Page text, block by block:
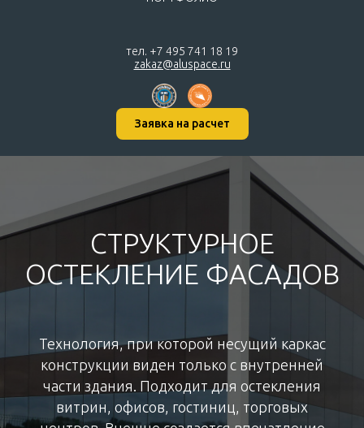
тел. +7 495 741 18 19
zakaz@aluspace.ru
Заявка на расчет
СТРУКТУРНОЕ
ОСТЕКЛЕНИЕ ФАСАДОВ
Технология, при которой несущий каркас
конструкции виден только с внутренней
части здания. Подходит для остекления
витрин, офисов, гостиниц, торговых